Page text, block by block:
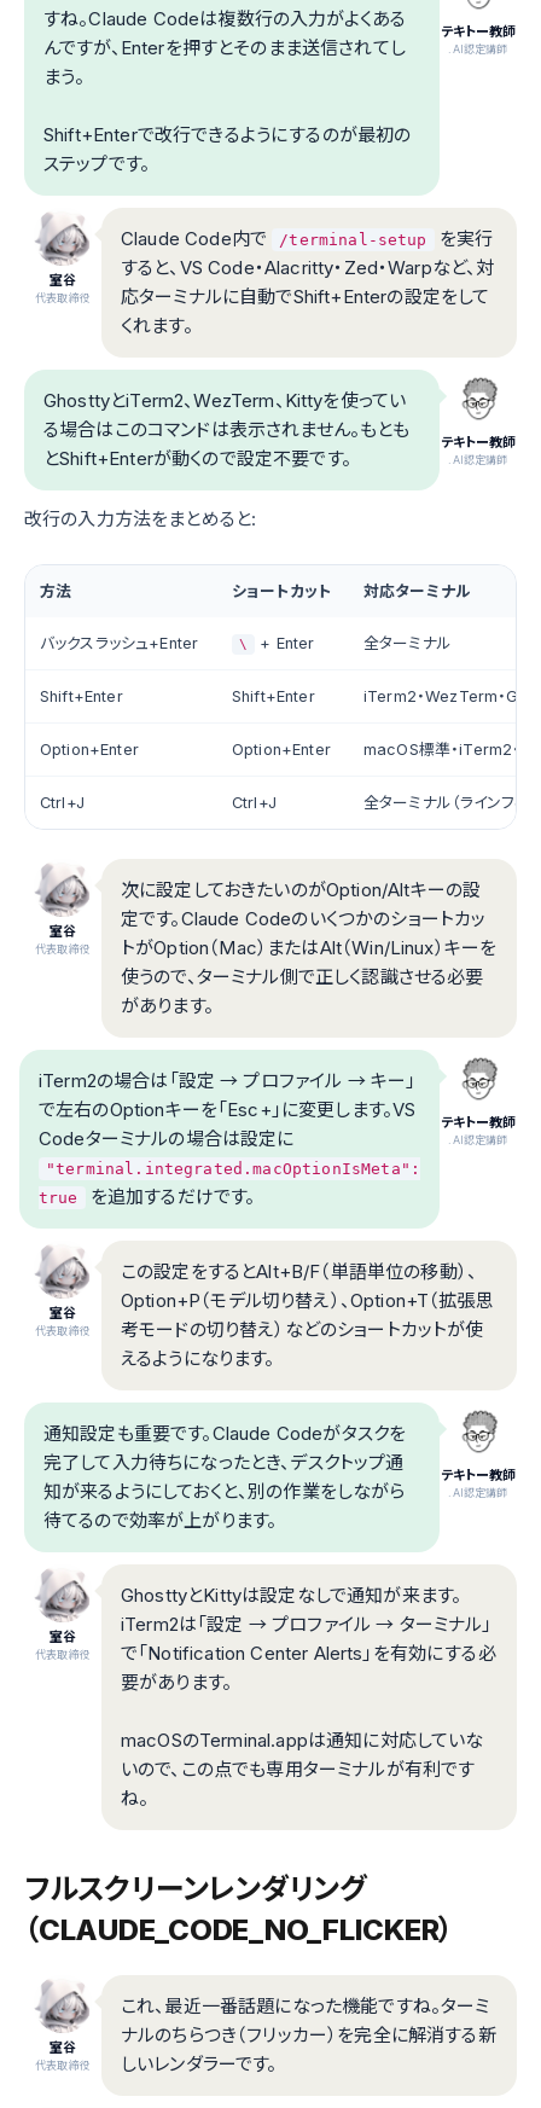
テキトー教師
.AI認定講師
すね。Claude Codeは複数行の入力がよくある
んですが、Enterを押すとそのまま送信されてし
まう。
Shift+Enterで改行できるようにするのが最初の
ステップです。
室谷
代表取締役
Claude Code内で /terminal-setup
を実行
すると、VS Code・Alacritty・Zed・Warpなど、対
応ターミナルに自動でShift+Enterの設定をして
くれます。
テキトー教師
.AI認定講師
GhosttyとiTerm2、WezTerm、Kittyを使ってい
る場合はこのコマンドは表示されません。もとも
とShift+Enterが動くので設定不要です。
改行の入力方法をまとめると:
方法 ショートカット 対応ターミナル
バックスラッシュ+Enter \ + Enter 全ターミナル
Shift+Enter Shift+Enter iTerm2・WezTerm・
Option+Enter Option+Enter macOS標準・iTerm2・
Ctrl+J Ctrl+J 全ターミナル（ラインフィー
室谷
代表取締役
次に設定しておきたいのがOption/Altキーの設
定です。Claude Codeのいくつかのショートカッ
トがOption（Mac）またはAlt（Win/Linux）キーを
使うので、ターミナル側で正しく認識させる必要
があります。
テキトー教師
.AI認定講師
iTerm2の場合は「設定 → プロファイル → キー」
で左右のOptionキーを「Esc+」に変更します。VS
Codeターミナルの場合は設定に
"terminal.integrated.macOptionIsMeta":
true
を追加するだけです。
室谷
代表取締役
この設定をするとAlt+B/F（単語単位の移動）、
Option+P（モデル切り替え）、Option+T（拡張思
考モードの切り替え）などのショートカットが使
えるようになります。
テキトー教師
.AI認定講師
通知設定も重要です。Claude Codeがタスクを
完了して入力待ちになったとき、デスクトップ通
知が来るようにしておくと、別の作業をしながら
待てるので効率が上がります。
室谷
代表取締役
GhosttyとKittyは設定なしで通知が来ます。
iTerm2は「設定 → プロファイル → ターミナル」
で「Notification Center Alerts」を有効にする必
要があります。
macOSのTerminal.appは通知に対応していな
いので、この点でも専用ターミナルが有利です
ね。
フルスクリーンレンダリング
（CLAUDE_CODE_NO_FLICKER）
室谷
代表取締役
これ、最近一番話題になった機能ですね。ターミ
ナルのちらつき（フリッカー）を完全に解消する新
しいレンダラーです。